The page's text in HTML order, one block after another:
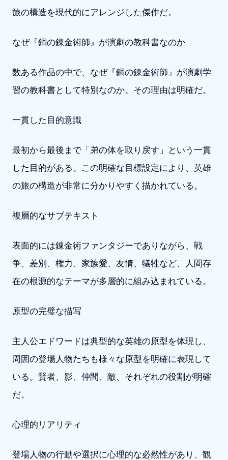
旅の構造を現代的にアレンジした傑作だ。
なぜ『鋼の錬金術師』が演劇の教科書なのか
数ある作品の中で、なぜ『鋼の錬金術師』が演劇学
習の教科書として特別なのか。その理由は明確だ。
一貫した目的意識
最初から最後まで「弟の体を取り戻す」という一貫
した目的がある。この明確な目標設定により、英雄
の旅の構造が非常に分かりやすく描かれている。
複層的なサブテキスト
表面的には錬金術ファンタジーでありながら、戦
争、差別、権力、家族愛、友情、犠牲など、人間存
在の根源的なテーマが多層的に組み込まれている。
原型の完璧な描写
主人公エドワードは典型的な英雄の原型を体現し、
周囲の登場人物たちも様々な原型を明確に表現して
いる。賢者、影、仲間、敵、それぞれの役割が明確
だ。
心理的リアリティ
登場人物の行動や選択に心理的な必然性があり、観